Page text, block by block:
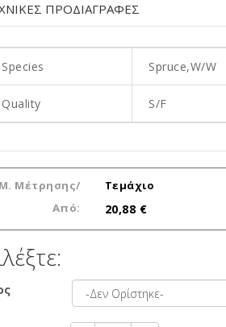
ΠΡΟΔΙΑΓΡΑΦΕΣ
Species Spruce,W/W
Quality S/F
Μ. Μέτρησης/
Τεμάχιο
Από:
20,88 €